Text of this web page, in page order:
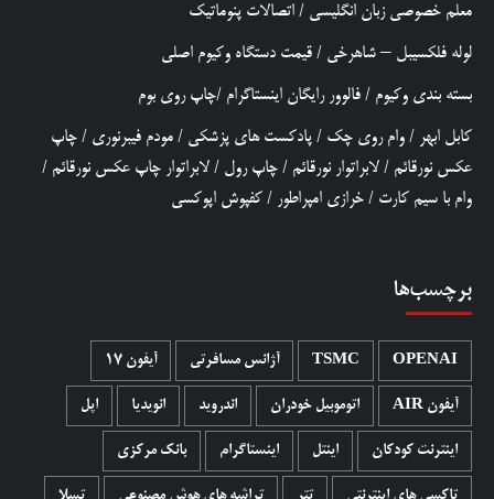
معلم خصوصی زبان انگلیسی / اتصالات پنوماتیک
لوله فلکسیبل – شاهرخی / قیمت دستگاه وکیوم اصلی
بسته بندی وکیوم / فالوور رایگان اینستاگرام /چاپ روی بوم
کابل ابهر / وام روی چک / پادکست های پزشکی / مودم فیبرنوری / چاپ
عکس نورقائم / لابراتوار نورقائم / چاپ رول / لابراتوار چاپ عکس نورقائم /
وام با سیم کارت / خرازی امپراطور / کفپوش اپوکسی
برچسب‌ها
OPENAI
TSMC آژانس مسافرتی آیفون 17
آیفون AIR اتوموبیل خودران اندروید انویدیا اپل
اینترنت کودکان اینتل اینستاگرام بانک مرکزی